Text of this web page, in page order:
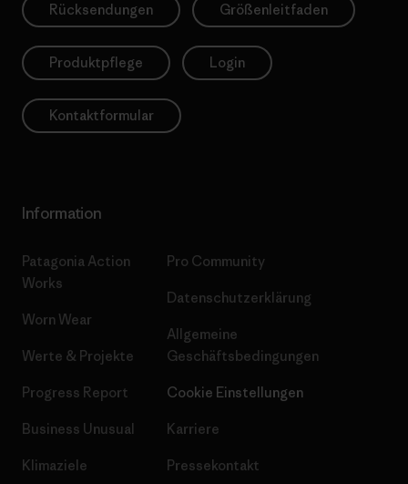
Rücksendungen Größenleitfaden
Produktpflege Login
Kontaktformular
Information
Patagonia Action
Works
Worn Wear
Werte & Projekte
Progress Report
Business Unusual
Klimaziele
Pro Community
Datenschutzerklärung
Allgemeine
Geschäftsbedingungen
Cookie Einstellungen
Karriere
Pressekontakt